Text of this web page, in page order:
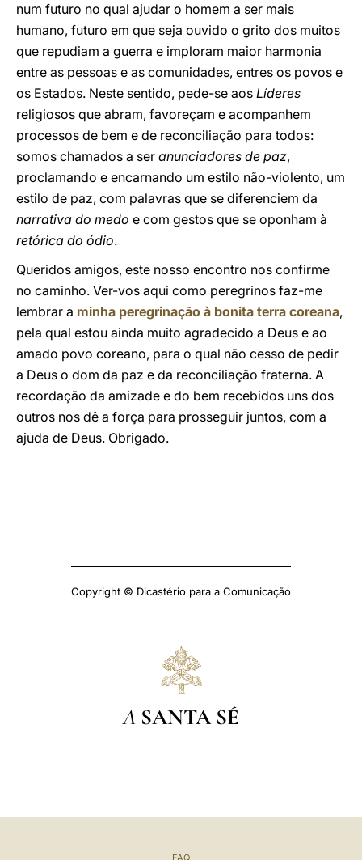
num futuro no qual ajudar o homem a ser mais
humano, futuro em que seja ouvido o grito dos muitos
que repudiam a guerra e imploram maior harmonia
entre as pessoas e as comunidades, entres os povos e
os Estados. Neste sentido, pede-se aos Líderes
religiosos que abram, favoreçam e acompanhem
processos de bem e de reconciliação para todos:
somos chamados a ser anunciadores de paz,
proclamando e encarnando um estilo não-violento, um
estilo de paz, com palavras que se diferenciem da
narrativa do medo e com gestos que se oponham à
retórica do ódio.
Queridos amigos, este nosso encontro nos confirme
no caminho. Ver-vos aqui como peregrinos faz-me
lembrar a minha peregrinação à bonita terra coreana,
pela qual estou ainda muito agradecido a Deus e ao
amado povo coreano, para o qual não cesso de pedir
a Deus o dom da paz e da reconciliação fraterna. A
recordação da amizade e do bem recebidos uns dos
outros nos dê a força para prosseguir juntos, com a
ajuda de Deus. Obrigado.
Copyright © Dicastério para a Comunicação
A SANTA SÉ
FAQ